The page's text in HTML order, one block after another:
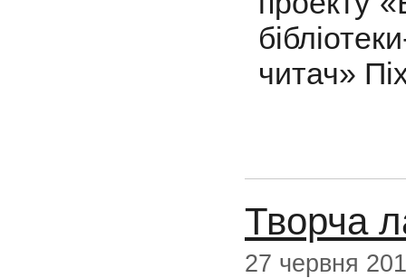
читач»
Творча
27 червня